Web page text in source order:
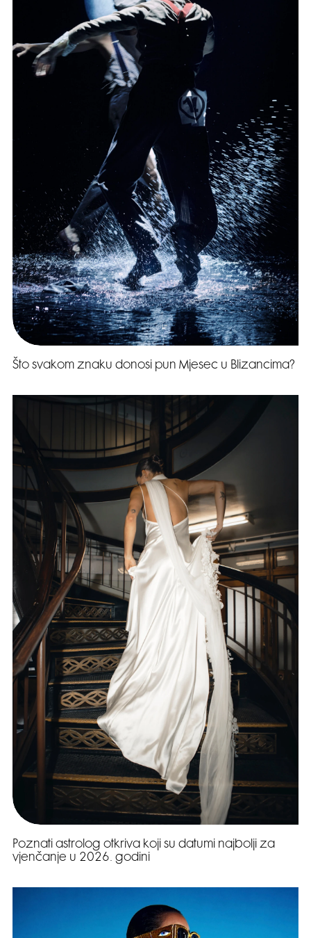
Što svakom znaku donosi pun Mjesec u Blizancima?
Poznati astrolog otkriva koji su datumi najbolji za
vjenčanje u 2026. godini